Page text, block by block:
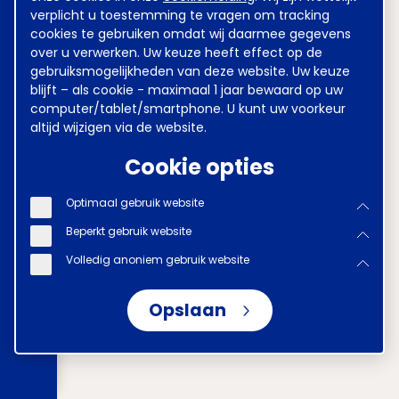
verplicht u toestemming te vragen om tracking
cookies te gebruiken omdat wij daarmee gegevens
over u verwerken. Uw keuze heeft effect op de
gebruiksmogelijkheden van deze website. Uw keuze
blijft – als cookie - maximaal 1 jaar bewaard op uw
computer/tablet/smartphone. U kunt uw voorkeur
altijd wijzigen via de website.
Cookie opties
Optimaal gebruik website
Beperkt gebruik website
Volledig anoniem gebruik website
Opslaan